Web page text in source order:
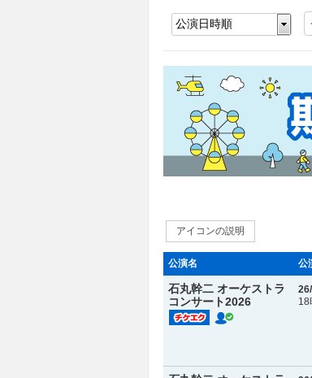
アイコンの説明
公演名 公
石丸幹二 オーケストラ
コンサート2026
18